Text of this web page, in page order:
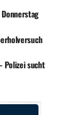
Polizei sucht